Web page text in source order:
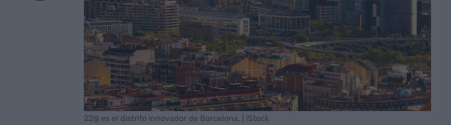
22@ es el distrito innovador de Barcelona. | iStock